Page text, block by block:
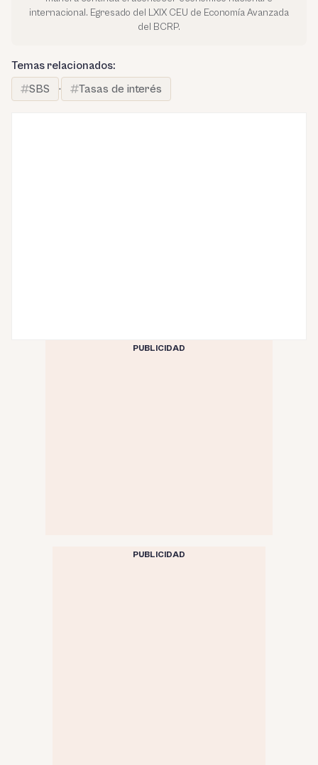
internacional. Egresado del LXIX CEU de Economía Avanzada
del BCRP.
Temas relacionados:
SBS
· Tasas de interés
PUBLICIDAD
PUBLICIDAD